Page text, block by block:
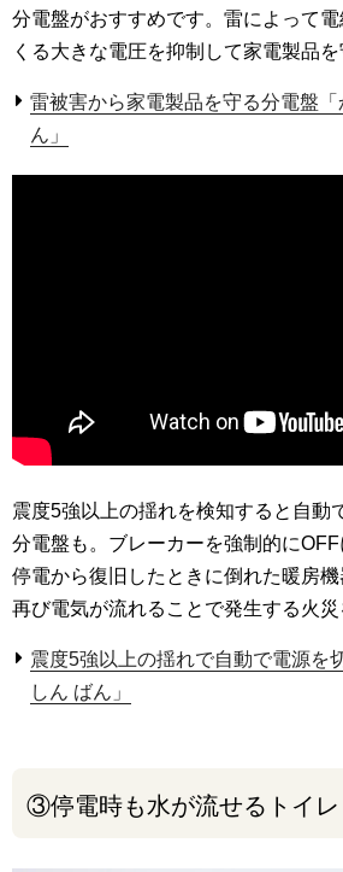
分電盤がおすすめです。雷によって
くる大きな電圧を抑制して家電製品を
雷被害から家電製品を守る分電盤
ん」
震度5強以上の揺れを検知すると自動
分電盤も。ブレーカーを強制的にOFF
停電から復旧したときに倒れた暖房
再び電気が流れることで発生する火災
震度5強以上の揺れで自動で電源を
しん ばん」
③停電時も水が流せるトイレ